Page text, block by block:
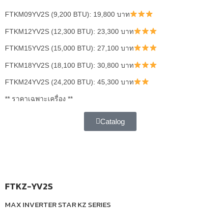
FTKM09YV2S (9,200 BTU): 19,800 บาท
FTKM12YV2S (12,300 BTU): 23,300 บาท
FTKM15YV2S (15,000 BTU): 27,100 บาท
FTKM18YV2S (18,100 BTU): 30,800 บาท
FTKM24YV2S (24,200 BTU): 45,300 บาท
** ราคาเฉพาะเครื่อง **
Catalog
FTKZ-YV2S
MAX INVERTER STAR KZ SERIES